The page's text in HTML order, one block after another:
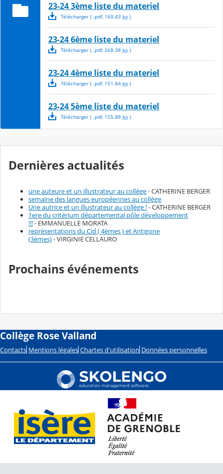
23-24 3ème liste du materiel
Télécharger( .pdf, 160.43 ko)
23-24 6ème liste du materiel
Télécharger( .pdf, 268.38 ko)
23-24 4ème liste du materiel
Télécharger( .pdf, 151.84 ko)
23-24 5ème liste du materiel
Télécharger( .pdf, 155.88 ko)
Dernières actualités
une auteure et un illustrateur au collège- CATHERINE BERGER
semaine des langues européennes au collège
Une autrice et un illustrateur au collège !- CATHERINE BERGER
1ere du critérium départemental pôle développement
!!!- EMMANUELLE MORATA
représentations du Cid ( 4èmes ) et Antigone
(3èmes)- VIRGINIE CELLAURO
Prochains événements
Collège Rose Valland
Contacts Mentions légales Chartes d'utilisation Données personnelles